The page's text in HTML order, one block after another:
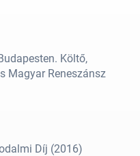
Költő,
Magyar Reneszánsz
Díj (2016)